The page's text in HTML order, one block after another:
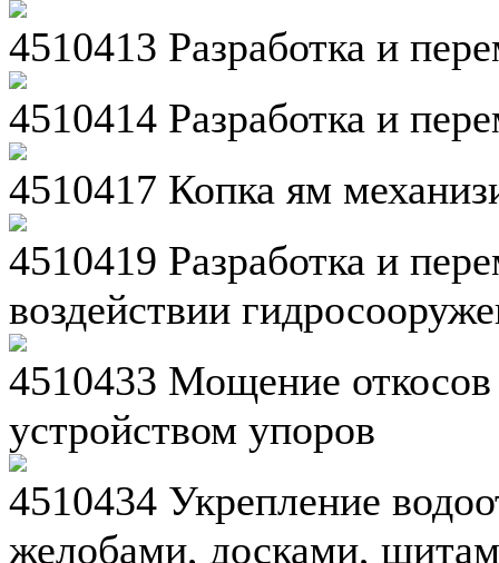
4510413 Разработка и
4510414 Разработка и
4510417 Копка ям
4510419 Разработка и
воздействии
4510433 Мощение
устройством упоров
4510434 Укрепление
желобами, досками,